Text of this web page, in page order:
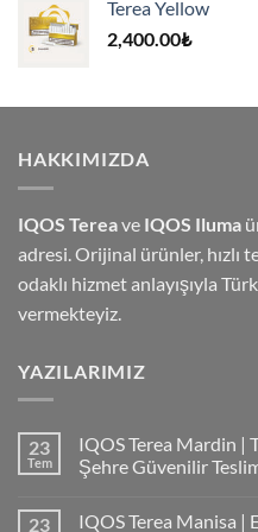
Terea Yellow
2,400.00₺
HAKKIMIZDA
IQOS Tereave IQOS Iluma
adresi. Orijinal ürünler, hızlı
odaklı hizmet anlayışıyla
vermekteyiz.
YAZILARIMIZ
23
Tem
IQOS Terea Mardin |
Şehre Güvenilir
23 IQOS Terea Manisa |